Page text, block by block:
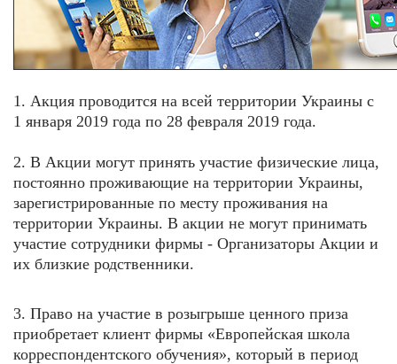
1. Акция проводится на всей территории Украины с
1 января 2019 года по 28 февраля 2019 года.
2. В Акции могут принять участие физические лица,
постоянно проживающие на территории Украины,
зарегистрированные по месту проживания на
территории Украины. В акции не могут принимать
участие сотрудники фирмы - Организаторы Акции и
их близкие родственники.
3. Право на участие в розыгрыше ценного приза
приобретает клиент фирмы «Европейская школа
корреспондентского обучения», который в период